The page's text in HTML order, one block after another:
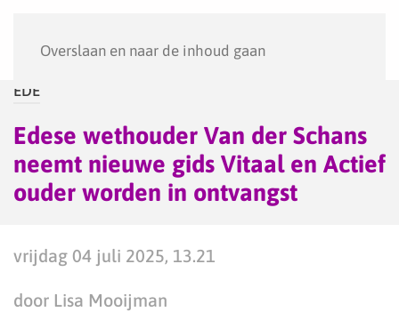
Overslaan en naar de inhoud gaan
EDE
Edese wethouder Van der Schans
neemt nieuwe gids Vitaal en Actief
ouder worden in ontvangst
vrijdag 04 juli 2025, 13.21
door Lisa Mooijman